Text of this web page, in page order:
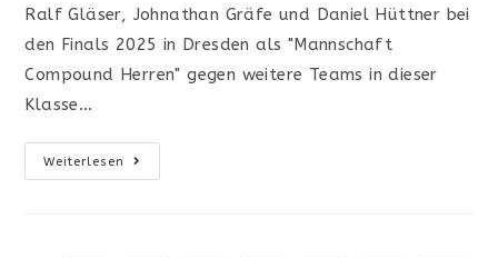
Ralf Gläser, Johnathan Gräfe und Daniel Hüttner bei
den Finals 2025 in Dresden als "Mannschaft
Compound Herren" gegen weitere Teams in dieser
Klasse…
Weiterlesen
Radeberger
Mannschaft